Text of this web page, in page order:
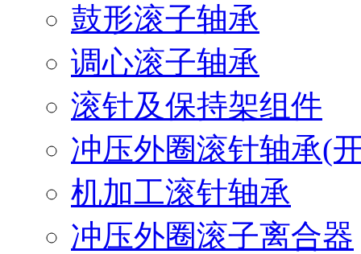
鼓形滚子轴承
调心滚子轴承
滚针及保持架组件
冲压外圈滚针轴承(
机加工滚针轴承
冲压外圈滚子离合器